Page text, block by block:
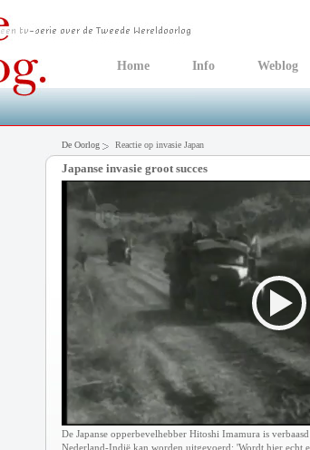
Home Info Weblog
De Oorlog Reactie op invasie Japan
Japanse invasie groot succes
De Japanse opperbevelhebber Hitoshi Imamura is
Nederland-Indië kan worden uitgevoerd: 'Wordt hier echt